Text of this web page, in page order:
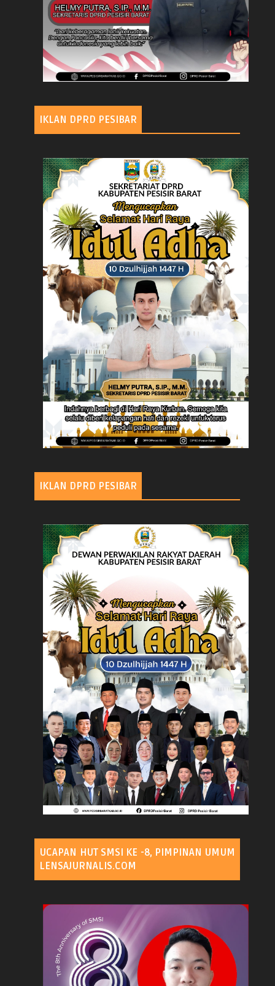
IKLAN DPRD PESIBAR
IKLAN DPRD PESIBAR
UCAPAN HUT SMSI KE -8, PIMPINAN UMUM
LENSAJURNALIS.COM